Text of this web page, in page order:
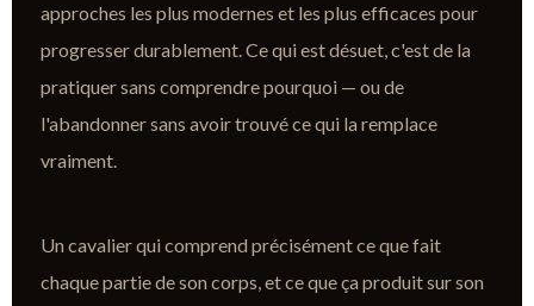
approches les plus modernes et les plus efficaces pour
progresser durablement. Ce qui est désuet, c'est de la
pratiquer sans comprendre pourquoi — ou de
l'abandonner sans avoir trouvé ce qui la remplace
vraiment.
Un cavalier qui comprend précisément ce que fait
chaque partie de son corps, et ce que ça produit sur son